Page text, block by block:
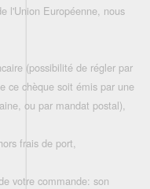
l'Union Européenne, nous
(possibilité de régler par
ce chèque soit émis par une
ou par mandat postal),
frais de port,
votre commande: son